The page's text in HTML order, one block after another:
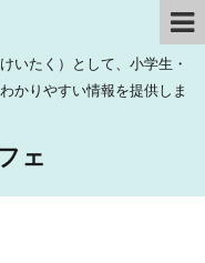
いたく）として、小学生・
かりやすい情報を提供しま
ェ